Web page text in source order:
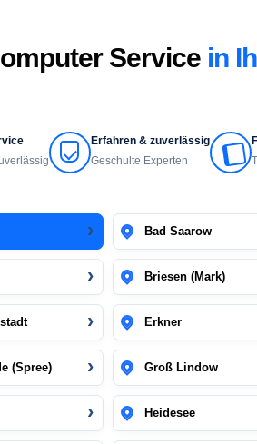
Service in
Erfahren & zuverlässig
Geschulte Experten
Bad Saarow
Briesen (Mark)
Erkner
(Spree) Groß Lindow
Heidesee